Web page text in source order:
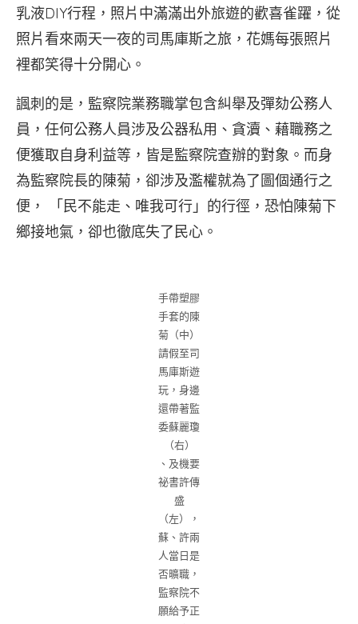
乳液DIY行程，照片中滿滿出外旅遊的歡喜雀躍，從
照片看來兩天一夜的司馬庫斯之旅，花媽每張照片
裡都笑得十分開心。
諷刺的是，監察院業務職掌包含糾舉及彈劾公務人
員，任何公務人員涉及公器私用、貪瀆、藉職務之
便獲取自身利益等，皆是監察院查辦的對象。而身
為監察院長的陳菊，卻涉及濫權就為了圖個通行之
便， 「民不能走、唯我可行」的行徑，恐怕陳菊下
鄉接地氣，卻也徹底失了民心。
手帶塑膠
手套的陳
菊（中）
請假至司
馬庫斯遊
玩，身邊
還帶著監
委蘇麗瓊
（右）
、及機要
祕書許傳
盛
（左），
蘇、許兩
人當日是
否曠職，
監察院不
願給予正